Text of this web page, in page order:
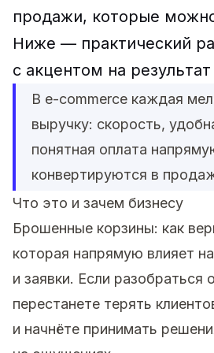
продажи, которые
Ниже — практический
с акцентом на
В e-commerce каждая
выручку: скорость,
понятная оплата
конвертируются в
Что это и зачем бизнесу
Брошенные корзины: как
которая напрямую влияет
и заявки. Если разобраться
перестанете терять
и начнёте принимать